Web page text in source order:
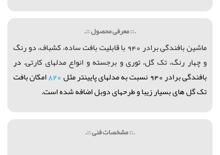
.:: معرفی محصول ::.
ماشین بافندگی برادر 940 با قابلیت بافت ساده، کشباف، دو رنگ
و چهار رنگ، تک گل، توری و برجسته و انواع مدلهای کارتی. در
بافندگی برادر 940 نسبت به مدلهای پایینتر مثل
820امکان بافت
تک گل های بسیار زیبا و طرحهای دوبل اضافه شده است.
.:: مشخصات فنی ::.